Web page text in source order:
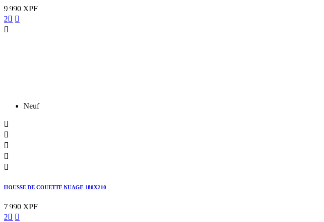
9 990 XPF
2 

Neuf





HOUSSE DE COUETTE NUAGE 180X210
7 990 XPF
2 